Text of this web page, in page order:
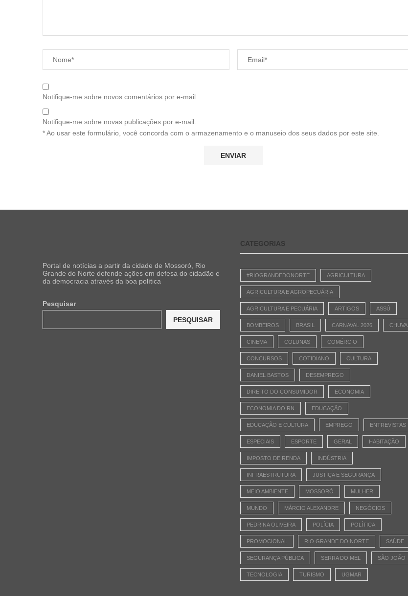
Notifique-me sobre novos comentários por e-mail.
Notifique-me sobre novas publicações por e-mail.
* Ao usar este formulário, você concorda com o armazenamento e o manuseio dos seus dados por este site.
Portal de notícias a partir da cidade de Mossoró, Rio
Grande do Norte defende ações em defesa do cidadão e
da democracia através da boa política
Pesquisar
PESQUISAR
CATEGORIAS
#RIOGRANDEDONORTE AGRICULTURA
AGRICULTURA E AGROPECUÁRIA
AGRICULTURA E PECUÁRIA ARTIGOS ASSÚ
BOMBEIROS BRASIL CARNAVAL 2026 CHUVA
CINEMA COLUNAS COMÉRCIO
CONCURSOS COTIDIANO CULTURA
DANIEL BASTOS DESEMPREGO
DIREITO DO CONSUMIDOR ECONOMIA
ECONOMIA DO RN EDUCAÇÃO
EDUCAÇÃO E CULTURA EMPREGO ENTREVISTAS
ESPECIAIS ESPORTE GERAL HABITAÇÃO
IMPOSTO DE RENDA INDÚSTRIA
INFRAESTRUTURA JUSTIÇA E SEGURANÇA
MEIO AMBIENTE MOSSORÓ MULHER
MUNDO MÁRCIO ALEXANDRE NEGÓCIOS
PEDRINA OLIVEIRA POLÍCIA POLÍTICA
PROMOCIONAL RIO GRANDE DO NORTE SAÚDE
SEGURANÇA PÚBLICA SERRA DO MEL SÃO JOÃO
TECNOLOGIA TURISMO UGMAR